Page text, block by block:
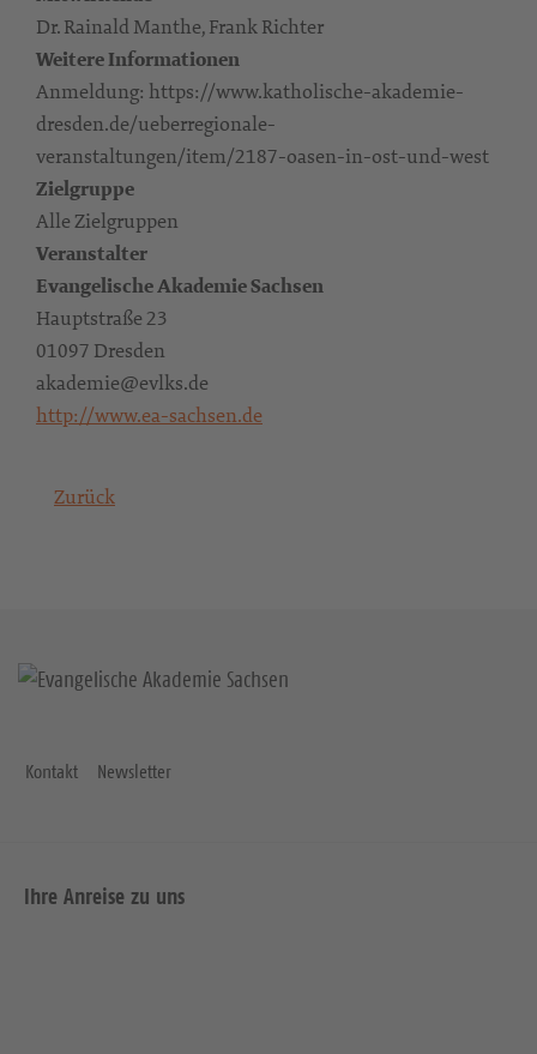
Dr. Rainald Manthe, Frank Richter
Weitere Informationen
Anmeldung: https://www.katholische-akademie-
dresden.de/ueberregionale-
veranstaltungen/item/2187-oasen-in-ost-und-west
Zielgruppe
Alle Zielgruppen
Veranstalter
Evangelische Akademie Sachsen
Hauptstraße 23
01097 Dresden
akademie@evlks.de
http://www.ea-sachsen.de
Zurück
Kontakt Newsletter
Ihre Anreise zu uns